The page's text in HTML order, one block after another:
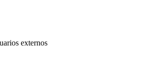
externos